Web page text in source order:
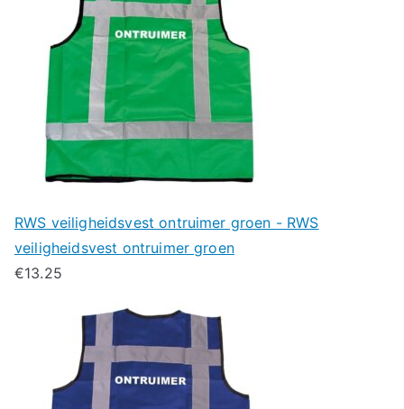
RWS veiligheidsvest ontruimer groen - RWS
veiligheidsvest ontruimer groen
€13.25